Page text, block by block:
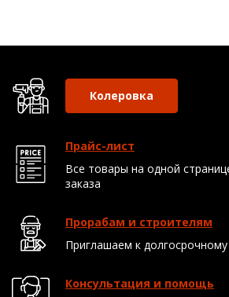
Колеровка
Прайс-лист
Все товары на одной
заказа
Прорабам и строителям
Приглашаем к долгосрочному
Консультация и помощь